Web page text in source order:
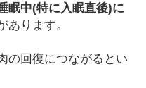
眠中(特に入眠直後)に
あります。
の回復につながるとい